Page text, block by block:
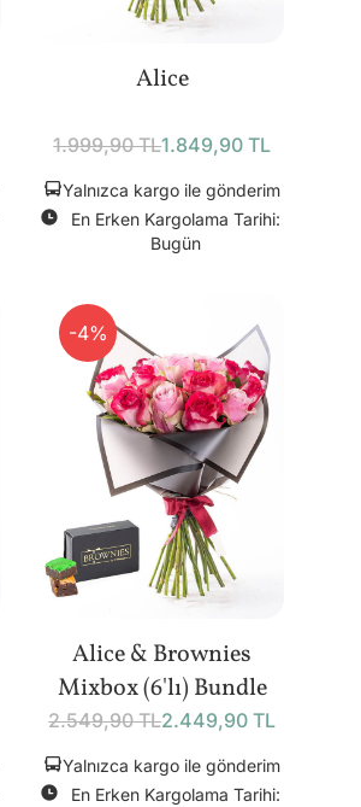
Alice
1.999,90 TL1.849,90 TL
Yalnızca kargo ile gönderim
En Erken Kargolama Tarihi:
Bugün
-4%
Alice & Brownies
Mixbox (6'lı) Bundle
2.549,90 TL2.449,90 TL
Yalnızca kargo ile gönderim
En Erken Kargolama Tarihi: